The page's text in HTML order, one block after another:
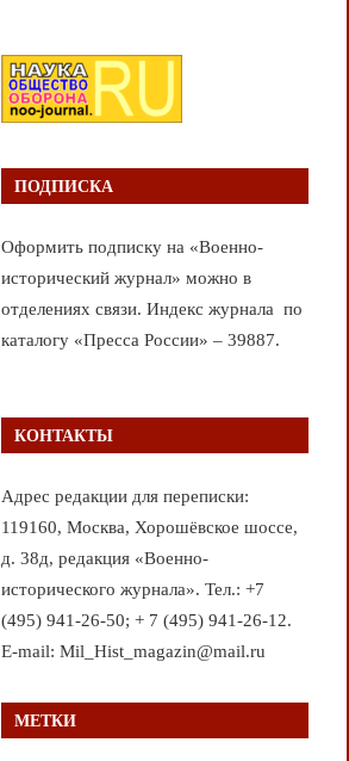
ПОДПИСКА
Оформить подписку на «Военно-
исторический журнал» можно в
отделениях связи. Индекс журнала по
каталогу «Пресса России» – 39887.
КОНТАКТЫ
Адрес редакции для переписки:
119160, Москва, Хорошёвское шоссе,
д. 38д, редакция «Военно-
исторического журнала». Тел.: +7
(495) 941-26-50; + 7 (495) 941-26-12.
E-mail: Mil_Hist_magazin@mail.ru
МЕТКИ